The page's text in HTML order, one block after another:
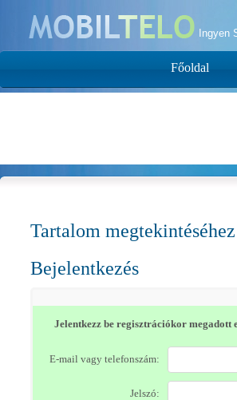
Ingyen
Tartalom
Bejelentkezés
Jelentkezz be regisztrációkor megadott
E-mail vagy telefonszám:
Jelszó:
Főoldal